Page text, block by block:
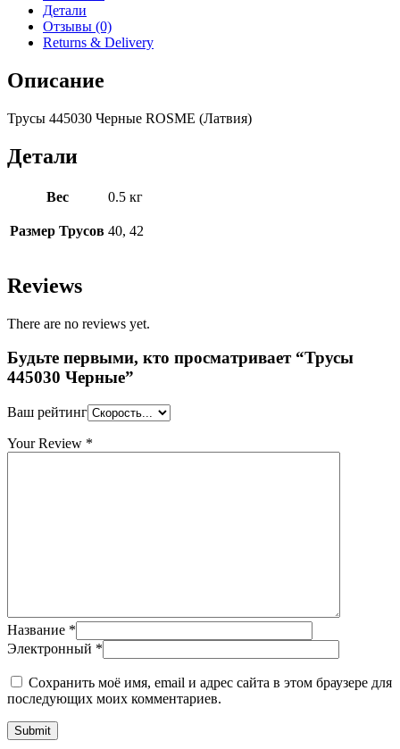
Детали
Отзывы (0)
Returns & Delivery
Описание
Трусы 445030 Черные ROSME (Латвия)
Детали
Вес 0.5 кг
Размер Трусов 40, 42
Reviews
There are no reviews yet.
Будьте первыми, кто просматривает “Трусы
445030 Черные”
Ваш рейтинг
Your Review *
Название *
Электронный *
Сохранить моё имя, email и адрес сайта в этом браузере для
последующих моих комментариев.